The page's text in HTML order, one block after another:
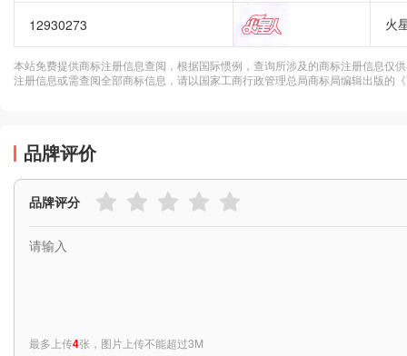
12930273 火
本站免费提供商标注册信息查阅，根据国际惯例，查询所涉及的商标注册信息仅
注册信息或需查阅全部商标信息，请以国家工商行政管理总局商标局编辑出版的
品牌评价
品牌评分
最多上传4张，图片上传不能超过3M